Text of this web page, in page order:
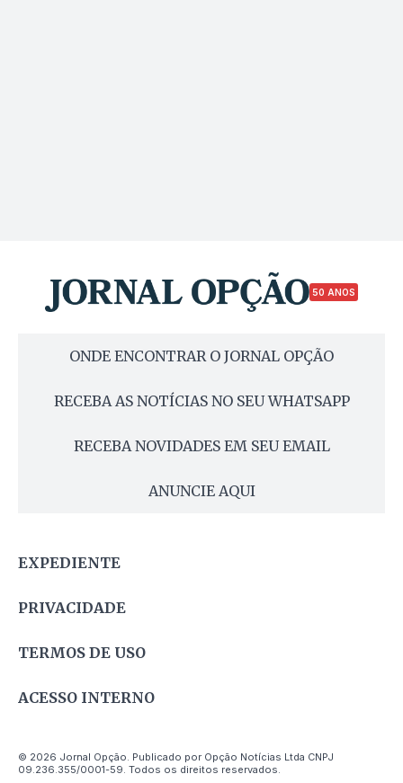
50 ANOS
ONDE ENCONTRAR O JORNAL OPÇÃO
RECEBA AS NOTÍCIAS NO SEU WHATSAPP
RECEBA NOVIDADES EM SEU EMAIL
ANUNCIE AQUI
EXPEDIENTE
PRIVACIDADE
TERMOS DE USO
ACESSO INTERNO
© 2026 Jornal Opção. Publicado por Opção Notícias Ltda CNPJ
09.236.355/0001-59. Todos os direitos reservados.